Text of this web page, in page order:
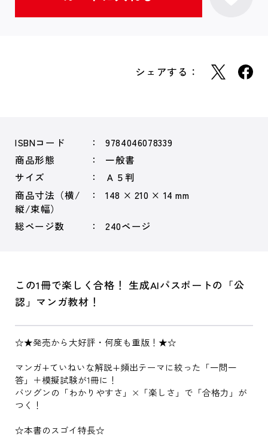
シェアする：
ISBNコード
9784046078339
商品形態
一般書
サイズ
Ａ５判
商品寸法（横/
縦/束幅）
148 × 210 × 14 mm
総ページ数 240ページ
この1冊で楽しく合格！ 生成AIパスポートの「公
認」マンガ教材！
☆★発売から大好評・何度も重版！★☆
マンガ+ていねいな解説+頻出テーマに絞った「一問一
答」＋模擬試験が1冊に！
バツグンの「わかりやすさ」×「楽しさ」で「合格力」が
つく！
☆本書のスゴイ特長☆